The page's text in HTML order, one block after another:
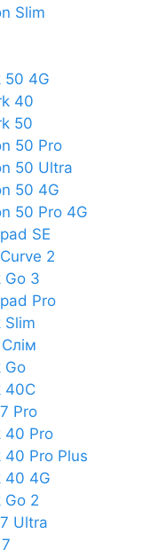
Slim
50 4G
40
50
50 Pro
50 Ultra
50 4G
50 Pro 4G
SE
2
Go 3
Pro
Slim
Go
40C
Pro
40 Pro
40 Pro Plus
40 4G
Go 2
Ultra